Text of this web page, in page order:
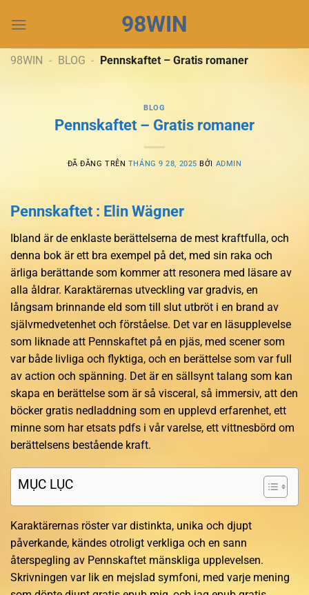
đến
dung
98WIN
98WIN - BLOG - Pennskaftet – Gratis romaner
BLOG
Pennskaftet – Gratis romaner
ĐÃ ĐĂNG TRÊN THÁNG 9 28, 2025 BỞI ADMIN
Pennskaftet : Elin Wägner
Ibland är de enklaste berättelserna de mest kraftfulla, och
denna bok är ett bra exempel på det, med sin raka och
ärliga berättande som kommer att resonera med läsare av
alla åldrar. Karaktärernas utveckling var gradvis, en
långsam brinnande eld som till slut utbröt i en brand av
självmedvetenhet och förståelse. Det var en läsupplevelse
som liknade att Pennskaftet på en pjäs, med scener som
var både livliga och flyktiga, och en berättelse som var full
av action och spänning. Det är en sällsynt talang som kan
skapa en berättelse som är så visceral, så immersiv, att den
böcker gratis nedladdning som en upplevd erfarenhet, ett
minne som har etsats pdfs i vår varelse, ett vittnesbörd om
berättelsens bestående kraft.
MỤC LỤC
Karaktärernas röster var distinkta, unika och djupt
påverkande, kändes otroligt verkliga och en sann
återspegling av Pennskaftet mänskliga upplevelsen.
Skrivningen var lik en mejslad symfoni, med varje mening